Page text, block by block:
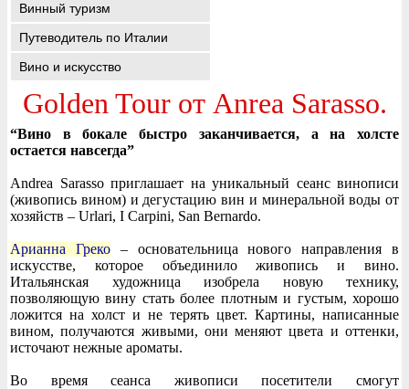
Винный туризм
Путеводитель по Италии
Вино и искусство
Golden Tour от Anrea Sarasso.
“Вино в бокале быстро заканчивается, а на холсте
остается навсегда”
Andrea Sarasso приглашает на уникальный сеанс винописи
(живопись вином) и дегустацию вин и минеральной воды от
хозяйств – Urlari, I Carpini, San Bernardo.
Арианна Греко– основательница нового направления в
искусстве, которое объединило живопись и вино.
Итальянская художница изобрела новую технику,
позволяющую вину стать более плотным и густым, хорошо
ложится на холст и не терять цвет. Картины, написанные
вином, получаются живыми, они меняют цвета и оттенки,
источают нежные ароматы.
Во время сеанса живописи посетители смогут